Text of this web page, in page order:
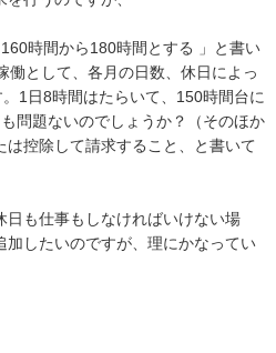
時間から180時間とする 」と書い
働として、各月の日数、休日によっ
1日8時間はたらいて、150時間台に
問題ないのでしょうか？（そのほか
控除して請求すること、と書いて
日も仕事もしなければいけない場
したいのですが、理にかなってい